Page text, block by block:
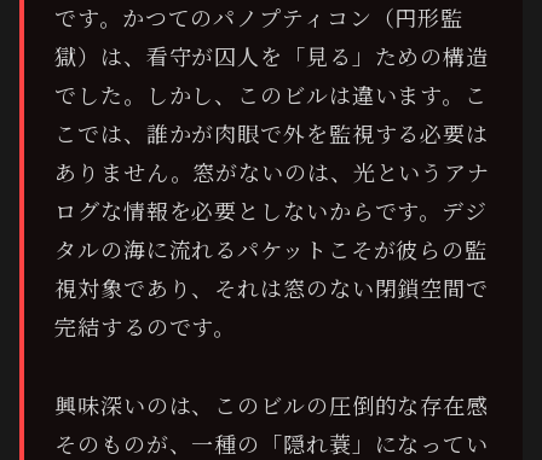
です。かつてのパノプティコン（円形監
獄）は、看守が囚人を「見る」ための構造
でした。しかし、このビルは違います。こ
こでは、誰かが肉眼で外を監視する必要は
ありません。窓がないのは、光というアナ
ログな情報を必要としないからです。デジ
タルの海に流れるパケットこそが彼らの監
視対象であり、それは窓のない閉鎖空間で
完結するのです。
興味深いのは、このビルの圧倒的な存在感
そのものが、一種の「隠れ蓑」になってい